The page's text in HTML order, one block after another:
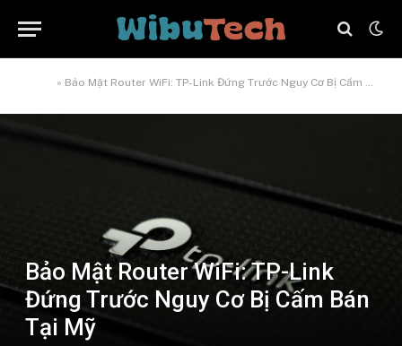
» Bảo Mật Router WiFi: TP-Link Đứng Trước Nguy Cơ Bị Cấm Bán Tại Mỹ
Bảo Mật Router WiFi: TP-Link
Đứng Trước Nguy Cơ Bị Cấm Bán
Tại Mỹ